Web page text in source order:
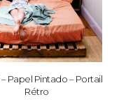
– Papel Pintado – Portail
Rétro